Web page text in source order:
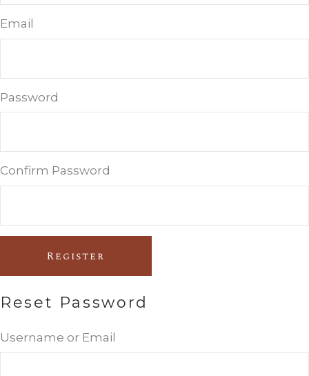
Email
Password
Confirm Password
Register
Reset Password
Username or Email